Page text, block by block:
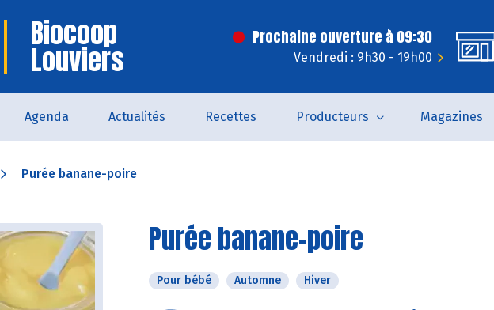
Biocoop
Louviers
Prochaine ouverture à 09:30
Vendredi : 9h30 - 19h00
Agenda Actualités Recettes Producteurs Magazines
Purée banane-poire
Purée banane-poire
Pour bébé Automne Hiver